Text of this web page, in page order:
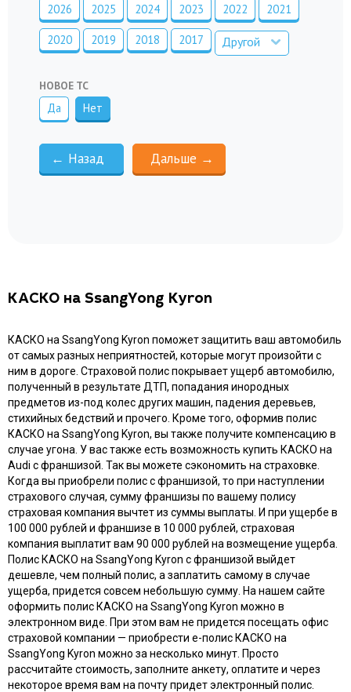
2026
2025 2024 2023 2022 2021
2020 2019 2018 2017 Другой
НОВОЕ ТС
Да Нет
КАСКО на SsangYong Kyron
КАСКО на SsangYong Kyron поможет защитить ваш автомобиль
от самых разных неприятностей, которые могут произойти с
ним в дороге. Страховой полис покрывает ущерб автомобилю,
полученный в результате ДТП, попадания инородных
предметов из-под колес других машин, падения деревьев,
стихийных бедствий и прочего. Кроме того, оформив полис
КАСКО на SsangYong Kyron, вы также получите компенсацию в
случае угона. У вас также есть возможность купить КАСКО на
Audi с франшизой. Так вы можете сэкономить на страховке.
Когда вы приобрели полис с франшизой, то при наступлении
страхового случая, сумму франшизы по вашему полису
страховая компания вычтет из суммы выплаты. И при ущербе в
100 000 рублей и франшизе в 10 000 рублей, страховая
компания выплатит вам 90 000 рублей на возмещение ущерба.
Полис КАСКО на SsangYong Kyron с франшизой выйдет
дешевле, чем полный полис, а заплатить самому в случае
ущерба, придется совсем небольшую сумму. На нашем сайте
оформить полис КАСКО на SsangYong Kyron можно в
электронном виде. При этом вам не придется посещать офис
страховой компании — приобрести e-полис КАСКО на
SsangYong Kyron можно за несколько минут. Просто
рассчитайте стоимость, заполните анкету, оплатите и через
некоторое время вам на почту придет электронный полис.